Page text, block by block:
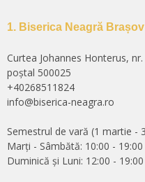
1. Biserica Neagră Brașov
Curtea Johannes Honterus,
poștal 500025
+40268511824
info@biserica-neagra.ro
Semestrul de vară (1 martie -
Marți - Sâmbătă: 10:00 - 19:00
Duminică și Luni: 12:00 - 19:00